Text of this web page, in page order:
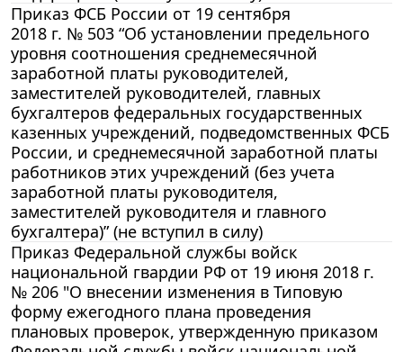
Приказ ФСБ России от 19 сентября
2018 г. № 503 “Об установлении предельного
уровня соотношения среднемесячной
заработной платы руководителей,
заместителей руководителей, главных
бухгалтеров федеральных государственных
казенных учреждений, подведомственных ФСБ
России, и среднемесячной заработной платы
работников этих учреждений (без учета
заработной платы руководителя,
заместителей руководителя и главного
бухгалтера)” (не вступил в силу)
Приказ Федеральной службы войск
национальной гвардии РФ от 19 июня 2018 г.
№ 206 "О внесении изменения в Типовую
форму ежегодного плана проведения
плановых проверок, утвержденную приказом